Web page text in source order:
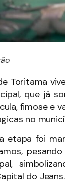
Toritama
que já
fimose e
no
etapa foi
do Jeans.